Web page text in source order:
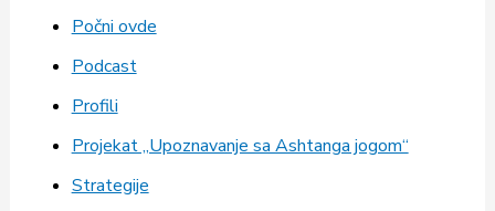
Počni ovde
Podcast
Profili
Projekat „Upoznavanje sa Ashtanga jogom“
Strategije